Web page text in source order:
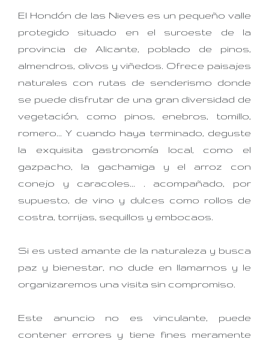
El Hondón de las Nieves es un pequeño valle
protegido situado en el suroeste de la
provincia de Alicante, poblado de pinos,
almendros, olivos y viñedos. Ofrece paisajes
naturales con rutas de senderismo donde
se puede disfrutar de una gran diversidad de
vegetación, como pinos, enebros, tomillo,
romero... Y cuando haya terminado, deguste
la exquisita gastronomía local, como el
gazpacho, la gachamiga y el arroz con
conejo y caracoles... . acompañado, por
supuesto, de vino y dulces como rollos de
costra, torrijas, sequillos y embocaos.
Si es usted amante de la naturaleza y busca
paz y bienestar, no dude en llamarnos y le
organizaremos una visita sin compromiso.
Este anuncio no es vinculante, puede
contener errores y tiene fines meramente